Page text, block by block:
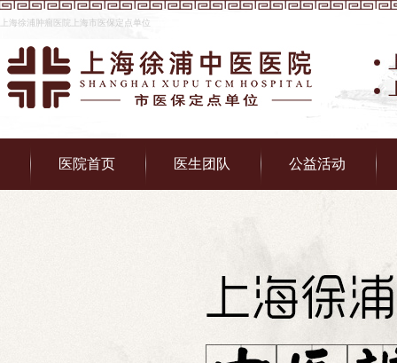
上海徐浦肿瘤医院上海市医保定点单位
医院首页 医生团队 公益活动